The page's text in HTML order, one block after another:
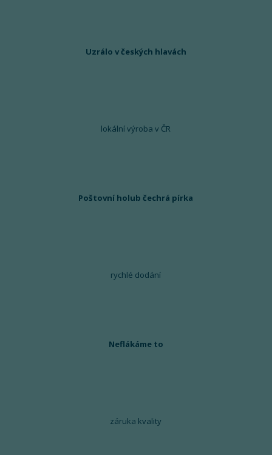
Uzrálo v českých hlavách
lokální výroba v ČR
Poštovní holub čechrá pírka
rychlé dodání
Neflákáme to
záruka kvality